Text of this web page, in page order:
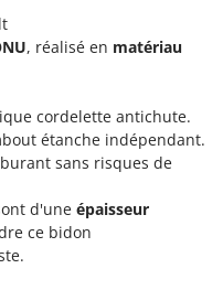
, réalisé en matériau
cordelette antichute.
étanche indépendant.
sans risques de
d'une épaisseur
ce bidon